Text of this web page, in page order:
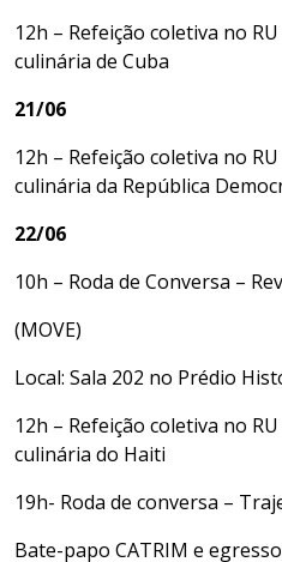
12h – Refeição coletiva no
culinária de Cuba
21/06
12h – Refeição coletiva no
culinária da República
22/06
10h – Roda de Conversa –
(MOVE)
Local: Sala 202 no Prédio
12h – Refeição coletiva no
culinária do Haiti
19h- Roda de conversa –
Bate-papo CATRIM e